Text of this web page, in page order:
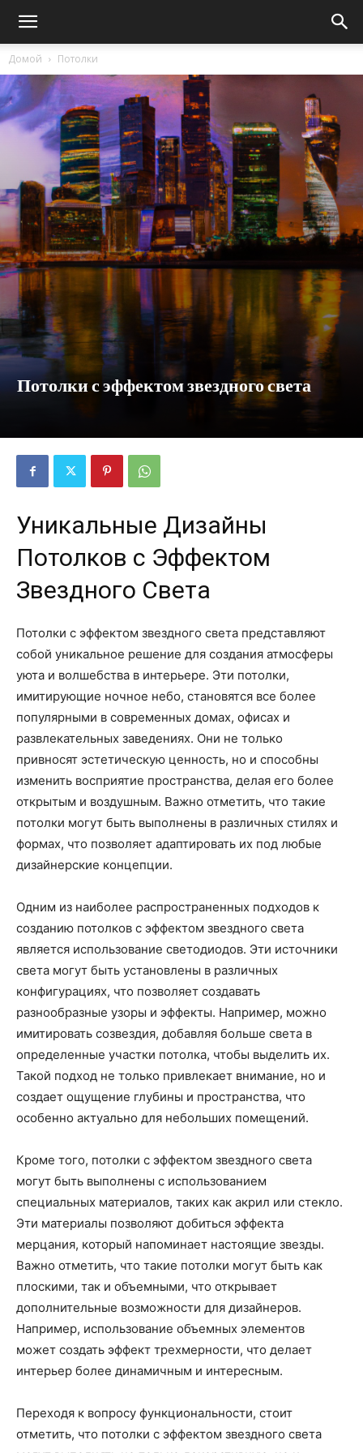
Домой Потолки
Потолки с эффектом звездного света
Уникальные Дизайны
Потолков с Эффектом
Звездного Света
Потолки с эффектом звездного света представляют
собой уникальное решение для создания атмосферы
уюта и волшебства в интерьере. Эти потолки,
имитирующие ночное небо, становятся все более
популярными в современных домах, офисах и
развлекательных заведениях. Они не только
привносят эстетическую ценность, но и способны
изменить восприятие пространства, делая его более
открытым и воздушным. Важно отметить, что такие
потолки могут быть выполнены в различных стилях и
формах, что позволяет адаптировать их под любые
дизайнерские концепции.
Одним из наиболее распространенных подходов к
созданию потолков с эффектом звездного света
является использование светодиодов. Эти источники
света могут быть установлены в различных
конфигурациях, что позволяет создавать
разнообразные узоры и эффекты. Например, можно
имитировать созвездия, добавляя больше света в
определенные участки потолка, чтобы выделить их.
Такой подход не только привлекает внимание, но и
создает ощущение глубины и пространства, что
особенно актуально для небольших помещений.
Кроме того, потолки с эффектом звездного света
могут быть выполнены с использованием
специальных материалов, таких как акрил или стекло.
Эти материалы позволяют добиться эффекта
мерцания, который напоминает настоящие звезды.
Важно отметить, что такие потолки могут быть как
плоскими, так и объемными, что открывает
дополнительные возможности для дизайнеров.
Например, использование объемных элементов
может создать эффект трехмерности, что делает
интерьер более динамичным и интересным.
Переходя к вопросу функциональности, стоит
отметить, что потолки с эффектом звездного света